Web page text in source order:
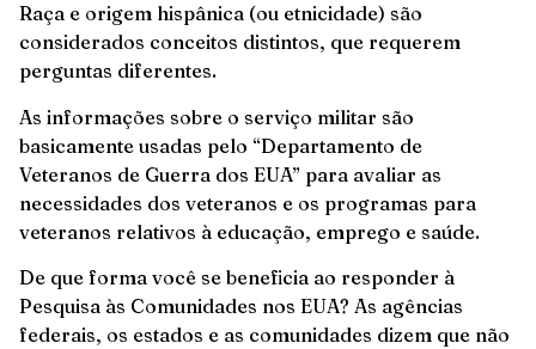
Raça e origem hispânica (ou etnicidade) são
considerados conceitos distintos, que requerem
perguntas diferentes.
As informações sobre o serviço militar são
basicamente usadas pelo “Departamento de
Veteranos de Guerra dos EUA” para avaliar as
necessidades dos veteranos e os programas para
veteranos relativos à educação, emprego e saúde.
De que forma você se beneficia ao responder à
Pesquisa às Comunidades nos EUA? As agências
federais, os estados e as comunidades dizem que não